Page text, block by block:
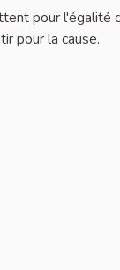
pour l'égalité
pour la cause.